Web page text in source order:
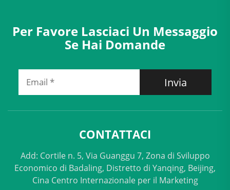
Per Favore Lasciaci Un Messaggio
Se Hai Domande
Invia
CONTATTACI
Add: Cortile n. 5, Via Guanggu 7, Zona di Sviluppo
Economico di Badaling, Distretto di Yanqing, Beijing,
Cina Centro Internazionale per il Marketing